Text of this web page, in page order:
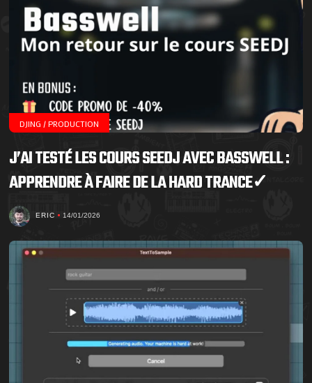
DJING / PRODUCTION
J’AI TESTÉ LES COURS SEEDJ AVEC BASSWELL :
APPRENDRE À FAIRE DE LA HARD TRANCE✓
ERIC 14/01/2026